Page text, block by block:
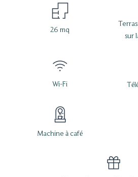
26 mq
sur
Wi-Fi
Machine à café